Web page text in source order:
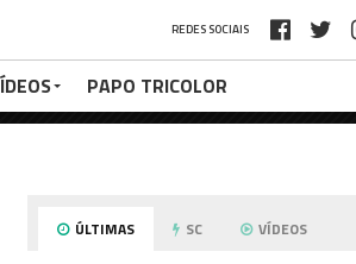
REDES SOCIAIS
PAPO TRICOLOR
ÚLTIMAS SC VÍDEOS